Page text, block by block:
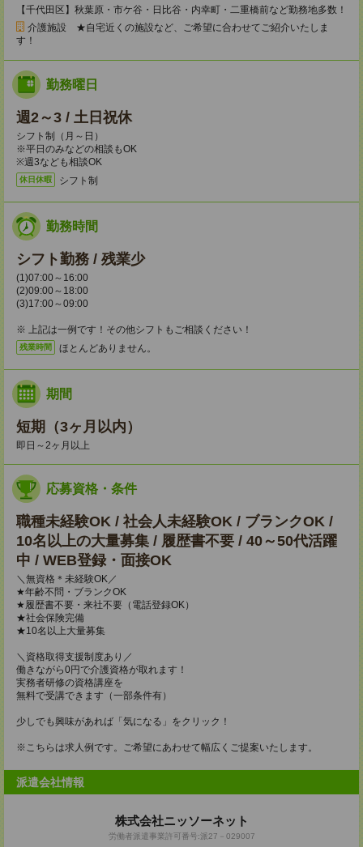
【千代田区】秋葉原・市ケ谷・日比谷・内幸町・二重橋前など勤務地多数！
介護施設 ★自宅近くの施設など、ご希望に合わせてご紹介いたしま
す！
勤務曜日
週2～3 / 土日祝休
シフト制（月～日）
※平日のみなどの相談もOK
※週3なども相談OK
休日休暇 シフト制
勤務時間
シフト勤務 / 残業少
(1)07:00～16:00
(2)09:00～18:00
(3)17:00～09:00
※ 上記は一例です！その他シフトもご相談ください！
残業時間 ほとんどありません。
期間
短期（3ヶ月以内）
即日～2ヶ月以上
応募資格・条件
職種未経験OK / 社会人未経験OK / ブランクOK /
10名以上の大量募集 / 履歴書不要 / 40～50代活躍
中 / WEB登録・面接OK
＼無資格＊未経験OK／
★年齢不問・ブランクOK
★履歴書不要・来社不要（電話登録OK）
★社会保険完備
★10名以上大量募集
＼資格取得支援制度あり／
働きながら0円で介護資格が取れます！
実務者研修の資格講座を
無料で受講できます（一部条件有）
少しでも興味があれば「気になる」をクリック！
※こちらは求人例です。ご希望にあわせて幅広くご提案いたします。
派遣会社情報
株式会社ニッソーネット
労働者派遣事業許可番号:派27－029007